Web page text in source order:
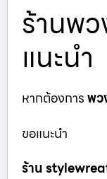
ร้านพ
แนะนำ
หากต้องการพว
ขอแนะนำ
ร้าน